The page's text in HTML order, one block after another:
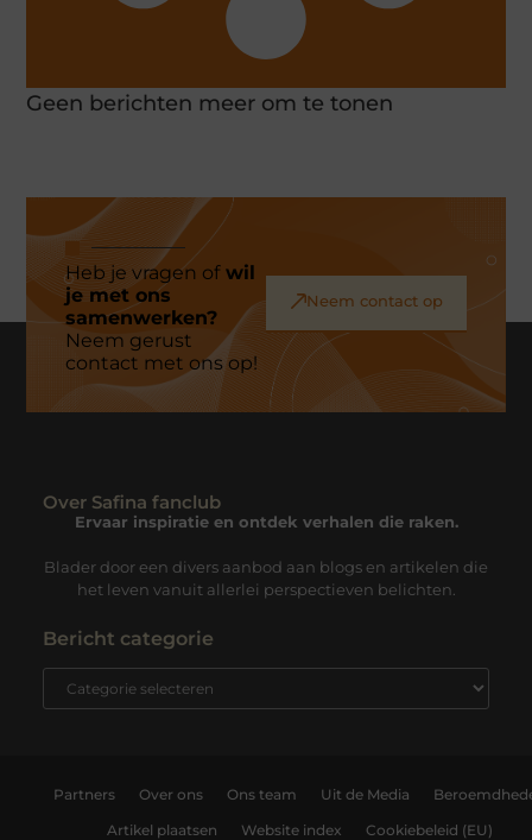
Geen berichten meer om te tonen
Heb je vragen ofwil
je met ons
samenwerken?
Neem gerust
contact met ons op!
Neem contact op
Over Safina fanclub
Ervaar inspiratie en ontdek verhalen die raken.
Blader door een divers aanbod aan blogs en artikelen die
het leven vanuit allerlei perspectieven belichten.
Bericht categorie
Partners Over ons Ons team Uit de Media
Artikel plaatsen Website index Cookiebeleid (EU)